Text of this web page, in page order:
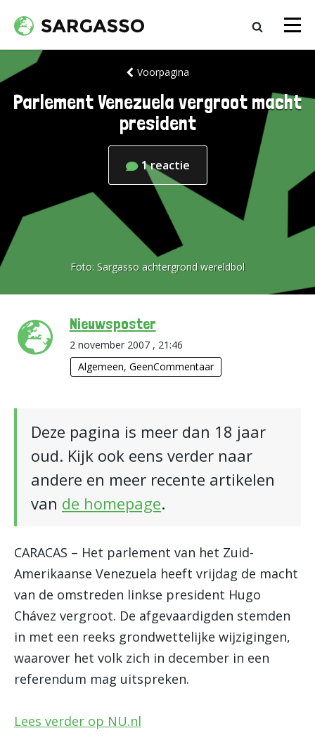
Voorpagina
Parlement Venezuela vergroot macht
president
1reactie
Foto: Sargasso achtergrond wereldbol
Nieuwsposter
2 november 2007 , 21:46
Algemeen, GeenCommentaar
Deze pagina is meer dan 18 jaar
oud. Kijk ook eens verder naar
andere en meer recente artikelen
van de homepage.
CARACAS – Het parlement van het Zuid-
Amerikaanse Venezuela heeft vrijdag de macht
van de omstreden linkse president Hugo
Chávez vergroot. De afgevaardigden stemden
in met een reeks grondwettelijke wijzigingen,
waarover het volk zich in december in een
referendum mag uitspreken.
Lees verder op NU.nl